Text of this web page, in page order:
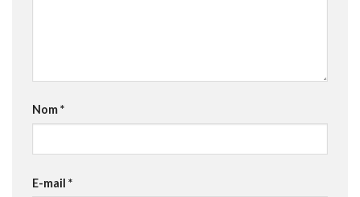
Nom*
E-mail *